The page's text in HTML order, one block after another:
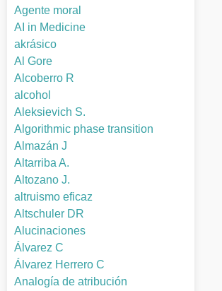
Agente moral
AI in Medicine
akrásico
Al Gore
Alcoberro R
alcohol
Aleksievich S.
Algorithmic phase transition
Almazán J
Altarriba A.
Altozano J.
altruismo eficaz
Altschuler DR
Alucinaciones
Álvarez C
Álvarez Herrero C
Analogía de atribución